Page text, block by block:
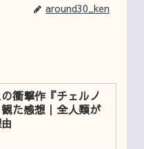
around30_ken
衝撃作『チェルノ
た感想｜全人類が